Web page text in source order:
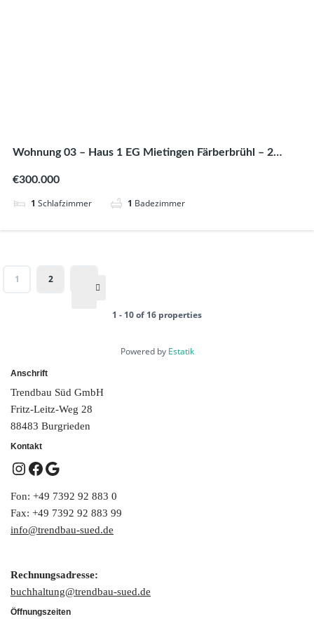
Wohnung 03 – Haus 1 EG Mietingen Färberbrühl – 2
€300.000
1 Schlafzimmer 1 Badezimmer
1 2
1 - 10 of 16 properties
Powered by Estatik
Anschrift
Trendbau Süd GmbH
Fritz-Leitz-Weg 28
88483 Burgrieden
Kontakt
Fon: +49 7392 92 883 0
Fax: +49 7392 92 883 99
info@trendbau-sued.de
Rechnungsadresse:
buchhaltung@trendbau-sued.de
Öffnungszeiten